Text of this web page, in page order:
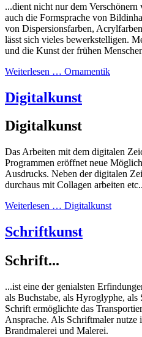
...dient nicht nur dem
auch die Formsprache von
von Dispersionsfarben,
lässt sich vieles bewerkstelligen.
und die Kunst der frühen
Weiterlesen … Ornamentik
Digitalkunst
Digitalkunst
Das Arbeiten mit dem digitalen
Programmen eröffnet neue
Ausdrucks. Neben der digitalen
durchaus mit Collagen arbeiten
Weiterlesen … Digitalkunst
Schriftkunst
Schrift...
...ist eine der genialsten
als Buchstabe, als Hyroglyphe, als
Schrift ermöglichte das
Ansprache. Als Schriftmaler nutze
Brandmalerei und Malerei.